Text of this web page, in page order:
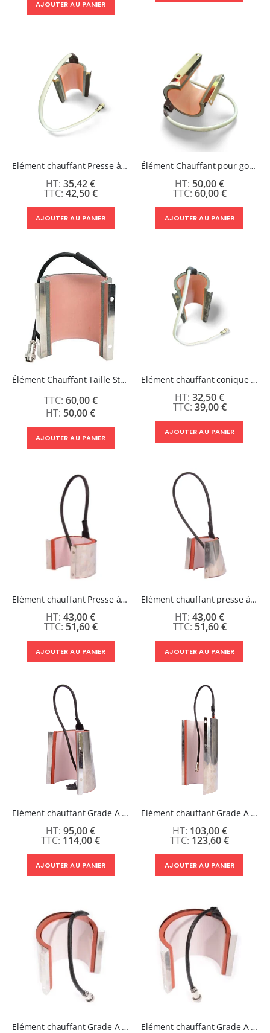
AJOUTER AU PANIER
Elément chauffant Presse à mugs - Diamètre 45 x 55 x 115 mm
42,50 €
35,42 €
AJOUTER AU PANIER
Élément Chauffant pour gourde et petite tasse diamètre 73 / 80 mm
60,00 €
50,00 €
AJOUTER AU PANIER
Élément Chauffant Taille Standard Presse à Mugs (L et U)
60,00 €
50,00 €
AJOUTER AU PANIER
Elément chauffant conique Presse à mugs 17 oz
39,00 €
32,50 €
AJOUTER AU PANIER
Elément chauffant Presse à mugs Secabo TM2 - EXPRESSO - Diamètre 45-55 mm
51,60 €
43,00 €
AJOUTER AU PANIER
Elément chauffant presse à mugs Secabo TM2 - Conique petit format
51,60 €
43,00 €
AJOUTER AU PANIER
Elément chauffant Grade A Presse à mugs Secabo TM2 pour grande coupelle coniques - Diamètre 55/80 à 65/90 mm (150 mm)
114,00 €
95,00 €
AJOUTER AU PANIER
Elément chauffant Grade A Presse à mugs Secabo TM2 pour 2 tasses - Diamètre 75 à 90 mm (210 mm)
123,60 €
103,00 €
AJOUTER AU PANIER
Elément chauffant Grade A Presse à mugs Secabo TM1 - TM2 & TM5 - Diamètre 60-75 mm Elément chauffant Grade A Presse à mugs Secabo TM1 - TM2 & TM5 - Diamètre 75-90 mm